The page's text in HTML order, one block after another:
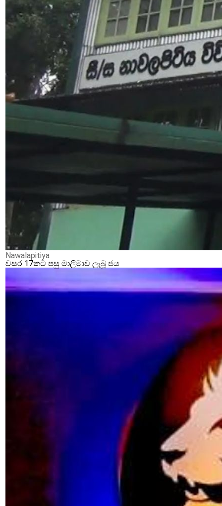
Nawalapitiya
වසර 17කට පසු මාලිමාව ලැබූ ජය